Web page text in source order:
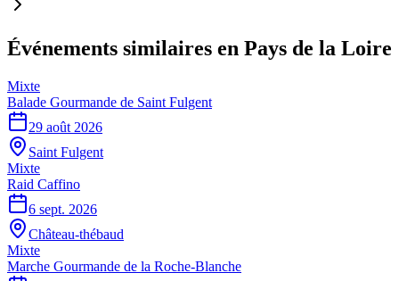
Événements similaires en Pays de la Loire
Mixte
Balade Gourmande de Saint Fulgent
29 août 2026
Saint Fulgent
Mixte
Raid Caffino
6 sept. 2026
Château-thébaud
Mixte
Marche Gourmande de la Roche-Blanche